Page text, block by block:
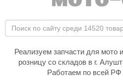
Реализуем запчасти для мото
розницу со складов в г.
Работаем по всей